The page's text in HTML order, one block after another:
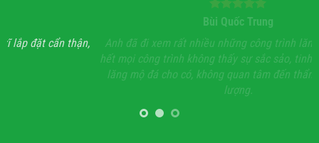
Anh đã đi xem rất nhiều những công trình lăng mộ đá, hầu
hết mọi công trình không thấy sự sắc sảo, tinh tế, họ chỉ làm
lăng mộ đá cho có, không quan tâm đến thẩm mỹ và chất